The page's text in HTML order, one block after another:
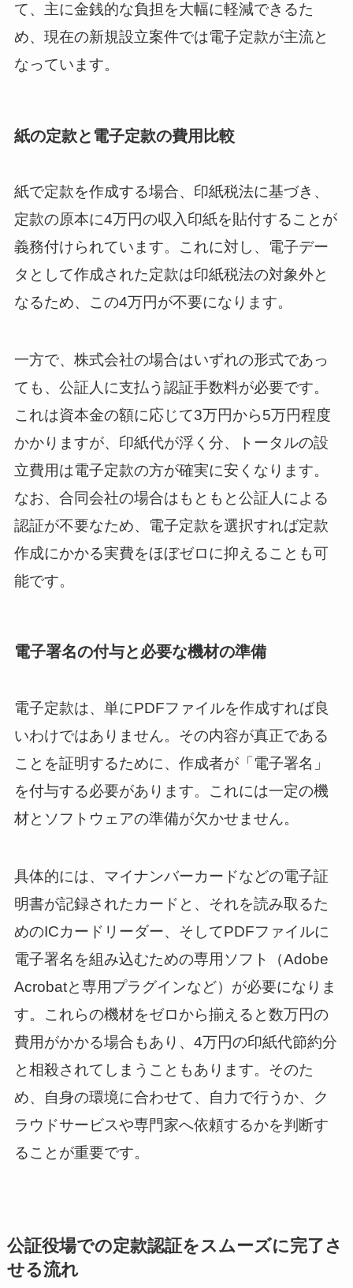
て、主に金銭的な負担を大幅に軽減できるた
め、現在の新規設立案件では電子定款が主流と
なっています。
紙の定款と電子定款の費用比較
紙で定款を作成する場合、印紙税法に基づき、
定款の原本に4万円の収入印紙を貼付することが
義務付けられています。これに対し、電子デー
タとして作成された定款は印紙税法の対象外と
なるため、この4万円が不要になります。
一方で、株式会社の場合はいずれの形式であっ
ても、公証人に支払う認証手数料が必要です。
これは資本金の額に応じて3万円から5万円程度
かかりますが、印紙代が浮く分、トータルの設
立費用は電子定款の方が確実に安くなります。
なお、合同会社の場合はもともと公証人による
認証が不要なため、電子定款を選択すれば定款
作成にかかる実費をほぼゼロに抑えることも可
能です。
電子署名の付与と必要な機材の準備
電子定款は、単にPDFファイルを作成すれば良
いわけではありません。その内容が真正である
ことを証明するために、作成者が「電子署名」
を付与する必要があります。これには一定の機
材とソフトウェアの準備が欠かせません。
具体的には、マイナンバーカードなどの電子証
明書が記録されたカードと、それを読み取るた
めのICカードリーダー、そしてPDFファイルに
電子署名を組み込むための専用ソフト（Adobe
Acrobatと専用プラグインなど）が必要になりま
す。これらの機材をゼロから揃えると数万円の
費用がかかる場合もあり、4万円の印紙代節約分
と相殺されてしまうこともあります。そのた
め、自身の環境に合わせて、自力で行うか、ク
ラウドサービスや専門家へ依頼するかを判断す
ることが重要です。
公証役場での定款認証をスムーズに完了さ
せる流れ